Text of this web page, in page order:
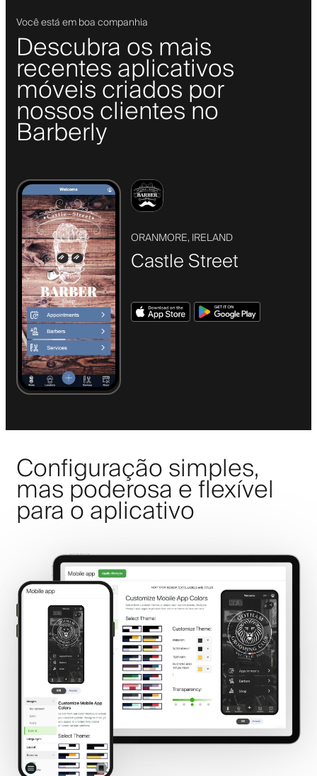
Você está em boa companhia
Descubra os mais
recentes aplicativos
móveis criados por
nossos clientes no
Barberly
ORANMORE, IRELAND
Castle Street
Configuração simples,
mas poderosa e flexível
para o aplicativo